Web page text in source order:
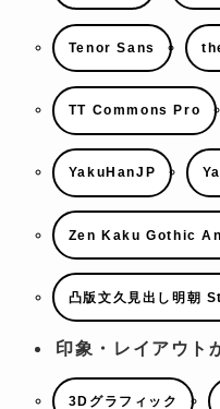
Tenor Sans
TT Commons Pro
YakuHanJP
Zen Kaku Gothic
凸版文久見出し明朝
印象・レイアウト
3Dグラフィック